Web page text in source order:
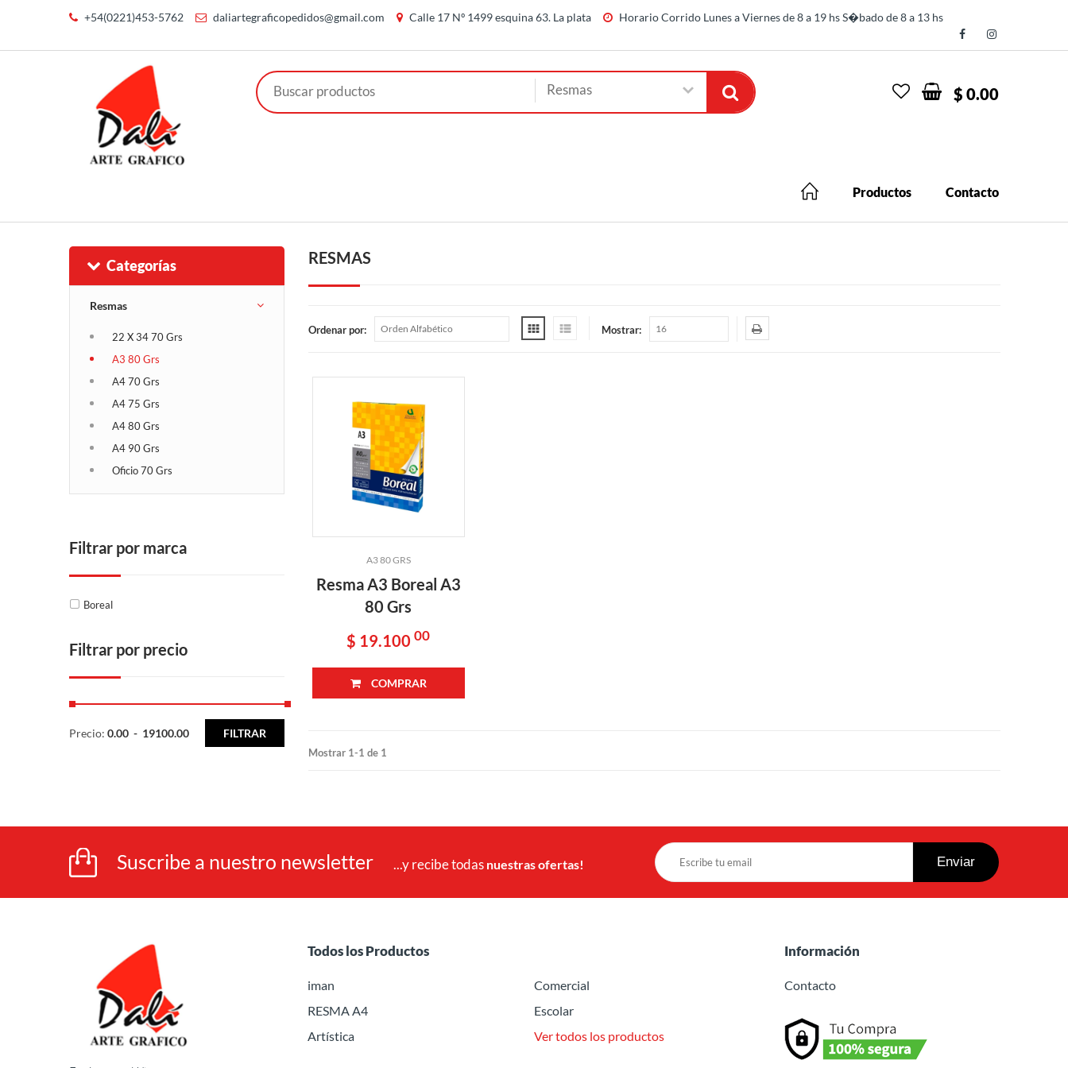
+54(0221)453-5762 daliartegraficopedidos@gmail.com Calle 17 Nº 1499 esquina 63. La plata Horario Corrido Lunes a Viernes de 8 a 19 hs S�bado de 8 a 13 hs
$ 0.00
Productos Contacto
Categorías
Resmas
22 X 34 70 Grs
A3 80 Grs
A4 70 Grs
A4 75 Grs
A4 80 Grs
A4 90 Grs
Oficio 70 Grs
Filtrar por marca
Boreal
Filtrar por precio
Precio: 0.00 - 19100.00 FILTRAR
RESMAS
Ordenar por: Mostrar:
A3 80 GRS
Resma A3 Boreal A3
80 Grs
$ 19.10000
COMPRAR
Mostrar 1-1 de 1
Suscribe a nuestro newsletter ...y recibe todas nuestras ofertas!
Todos los Productos
iman
RESMA A4
Artística
Comercial
Escolar
Ver todos los productos
Información
Contacto